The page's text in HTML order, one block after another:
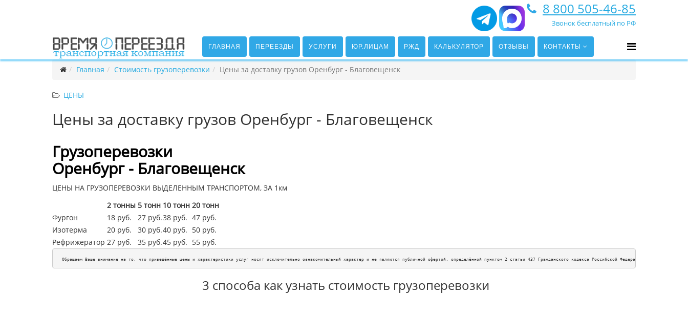
8 800 505-46-85
Звонок бесплатный по РФ
ГЛАВНАЯ ПЕРЕЕЗДЫ УСЛУГИ ЮР.ЛИЦАМ РЖД КАЛЬКУЛЯТОР ОТЗЫВЫ КОНТАКТЫ
Главная Стоимость грузоперевозки Цены за доставку грузов Оренбург - Благовещенск
ЦЕНЫ
Цены за доставку грузов Оренбург - Благовещенск
Грузоперевозки
Оренбург - Благовещенск
ЦЕНЫ НА ГРУЗОПЕРЕВОЗКИ ВЫДЕЛЕННЫМ ТРАНСПОРТОМ, ЗА 1км
2 тонны 5 тонн 10 тонн 20 тонн
Фургон
18 руб. 27 руб.38 руб. 47 руб.
Изотерма
20 руб. 30 руб.40 руб. 50 руб.
Рефрижератор 27 руб. 35 руб.45 руб. 55 руб.
Обращаем Ваше внимание на то, что приведённые цены и характеристики услуг носят исключительно ознакомительный характер и не являются публичной офертой, определённой пунктом 2 статьи 437 Гражданского кодекса Российской Федерации. Для
3 способа как узнать стоимость грузоперевозки